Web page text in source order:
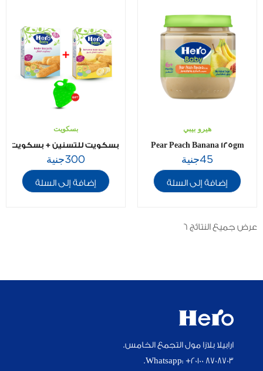
هيرو بيبي
Pear Peach Banana 125gm
45جنية
إضافة إلى السلة
بسكويت
بسكويت للتسنين + بسكويت بالموز 180 جم + عضاضة سيليكون هدية
300جنية
إضافة إلى السلة
عرض جميع النتائج 6
ارابيلا بلازا مول التجمع الخامس.
Whatsapp: +20100 8708703.